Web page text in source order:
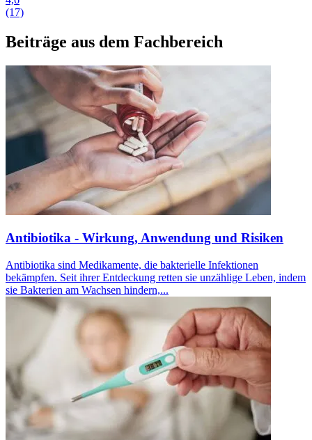
(17)
Beiträge aus dem Fachbereich
Antibiotika - Wirkung, Anwendung und Risiken
Antibiotika sind Medikamente, die bakterielle Infektionen
bekämpfen. Seit ihrer Entdeckung retten sie unzählige Leben, indem
sie Bakterien am Wachsen hindern,...